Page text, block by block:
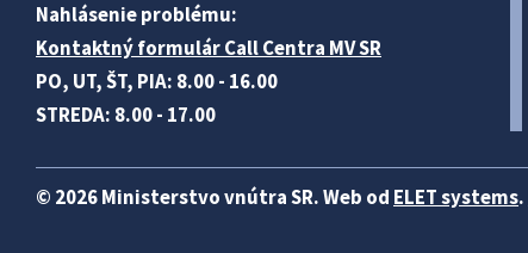
Nahlásenie problému:
Kontaktný formulár Call Centra MV SR
PO, UT, ŠT, PIA: 8.00 - 16.00
STREDA: 8.00 - 17.00
© 2026 Ministerstvo vnútra SR. Web od ELET systems.